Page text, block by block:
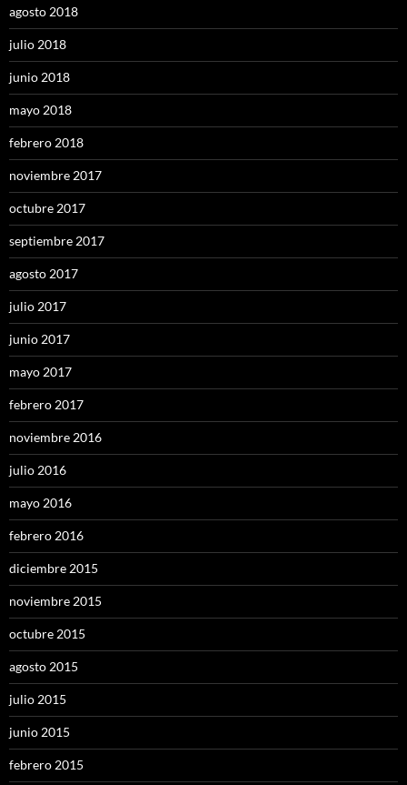
agosto 2018
julio 2018
junio 2018
mayo 2018
febrero 2018
noviembre 2017
octubre 2017
septiembre 2017
agosto 2017
julio 2017
junio 2017
mayo 2017
febrero 2017
noviembre 2016
julio 2016
mayo 2016
febrero 2016
diciembre 2015
noviembre 2015
octubre 2015
agosto 2015
julio 2015
junio 2015
febrero 2015